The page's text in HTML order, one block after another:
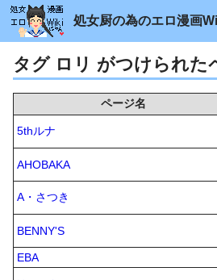
処女厨の為のエロ漫画
タグ ロリ がつけられた
ページ名
5thルナ
AHOBAKA
A・さつき
BENNY'S
EBA